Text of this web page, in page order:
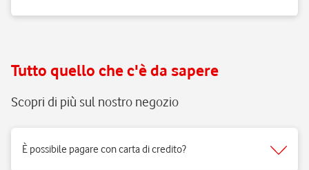
Tutto quello che c'è da sapere
Scopri di più sul nostro negozio
È possibile pagare con carta di credito?